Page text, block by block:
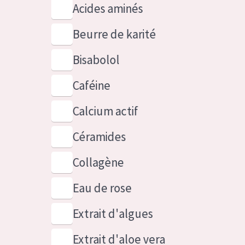
Acides aminés
Beurre de karité
Bisabolol
Caféine
Calcium actif
Céramides
Collagène
Eau de rose
Extrait d'algues
Extrait d'aloe vera